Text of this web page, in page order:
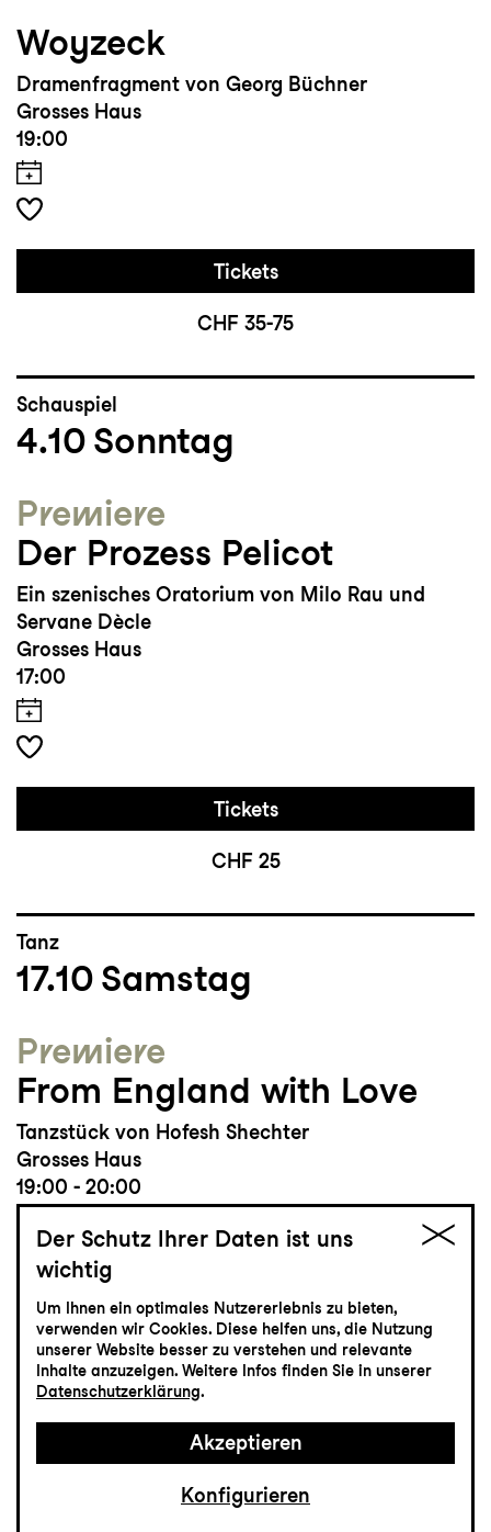
Woyzeck
Dramenfragment von Georg Büchner
Grosses Haus
19:00
Tickets
CHF 35-75
Schauspiel
4.10 Sonntag
Premiere
Der Prozess Pelicot
Ein szenisches Oratorium von Milo Rau und
Servane Dècle
Grosses Haus
17:00
Tickets
CHF 25
Tanz
17.10 Samstag
Premiere
From England with Love
Tanzstück von Hofesh Shechter
Grosses Haus
19:00 - 20:00
Tickets
CHF 35-75
Sonntag
Der Schutz Ihrer Daten ist uns
wichtig
Um Ihnen ein optimales Nutzererlebnis zu bieten,
verwenden wir Cookies. Diese helfen uns, die Nutzung
unserer Website besser zu verstehen und relevante
Inhalte anzuzeigen. Weitere Infos finden Sie in unserer
Datenschutzerklärung.
Akzeptieren
Konfigurieren